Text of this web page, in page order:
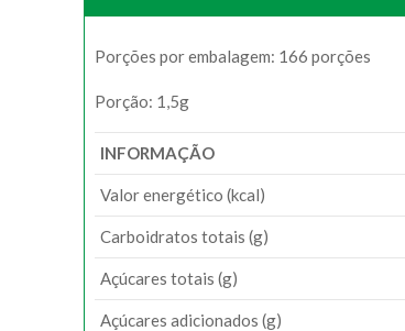
Porções por embalagem: 166 porções
Porção: 1,5g
INFORMAÇÃO
Valor energético (kcal)
Carboidratos totais (g)
Açúcares totais (g)
Açúcares adicionados (g)